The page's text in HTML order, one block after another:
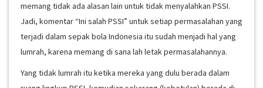
memang tidak ada alasan lain untuk tidak menyalahkan PSSI.
Jadi, komentar “Ini salah PSSI” untuk setiap permasalahan yang
terjadi dalam sepak bola Indonesia itu sudah menjadi hal yang
lumrah, karena memang di sana lah letak permasalahannya.
Yang tidak lumrah itu ketika mereka yang dulu berada dalam